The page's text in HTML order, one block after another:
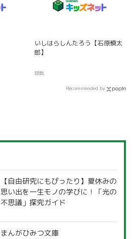
いしはらしんたろう【石原慎太
郎】
辞典
Recommended by
【自由研究にもぴったり】夏休みの
思い出を一生モノの学びに！「光の
不思議」探究ガイド
まんがひみつ文庫